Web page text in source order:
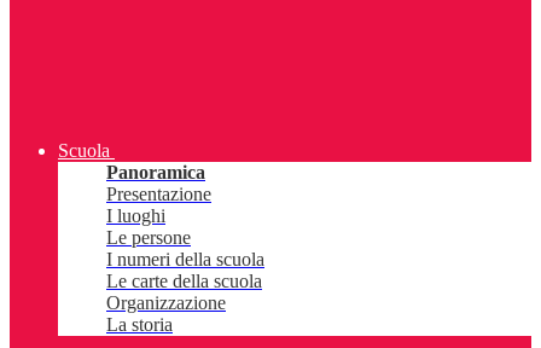
Scuola
Panoramica
Presentazione
I luoghi
Le persone
I numeri della scuola
Le carte della scuola
Organizzazione
La storia